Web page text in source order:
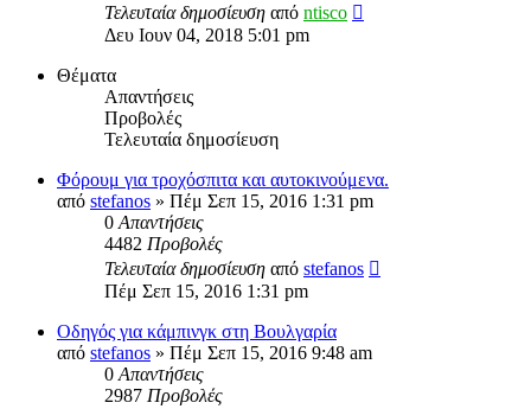
Τελευταία δημοσίευση από ntisco
Δευ Ιουν 04, 2018 5:01 pm
Θέματα
Απαντήσεις
Προβολές
Τελευταία δημοσίευση
Φόρουμ για τροχόσπιτα και αυτοκινούμενα.
από stefanos » Πέμ Σεπ 15, 2016 1:31 pm
0 Απαντήσεις
4482 Προβολές
Τελευταία δημοσίευση από stefanos
Πέμ Σεπ 15, 2016 1:31 pm
Οδηγός για κάμπινγκ στη Βουλγαρία
από stefanos » Πέμ Σεπ 15, 2016 9:48 am
0 Απαντήσεις
2987 Προβολές